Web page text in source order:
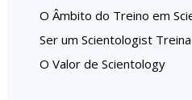
O Âmbito do Treino em
Ser um Scientologist
O Valor de Scientology